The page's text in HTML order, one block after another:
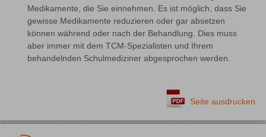
Medikamente, die Sie einnehmen. Es ist möglich, dass Sie
gewisse Medikamente reduzieren oder gar absetzen
können während oder nach der Behandlung. Dies muss
aber immer mit dem TCM-Spezialisten und Ihrem
behandelnden Schulmediziner abgesprochen werden.
Seite ausdrucken